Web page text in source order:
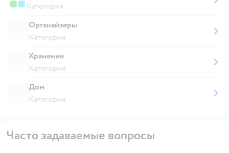
Категория
Органайзеры
Категория
Хранение
Категория
Дом
Категория
Часто задаваемые вопросы